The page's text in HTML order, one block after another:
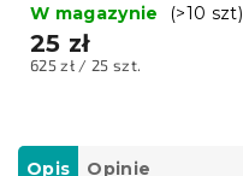
W magazynie (>10 szt)
25 zł
Cena
625 zł / 25 szt.
Opis Opinie